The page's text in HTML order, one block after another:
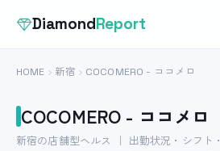
DiamondReport
HOME 新宿 COCOMERO - ココメロ
COCOMERO - ココメロ
新宿の店舗型ヘルス ｜ 出勤状況・シフト